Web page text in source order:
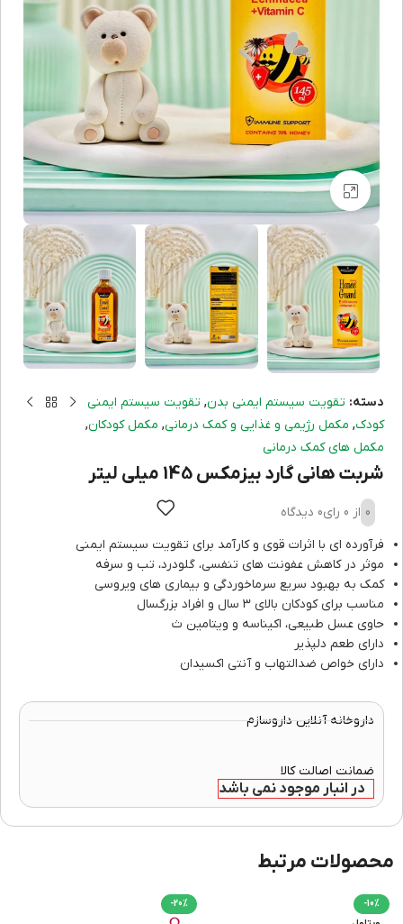
برای بزرگنمایی کلیک کنید
دسته: تقویت سیستم ایمنی بدن, تقویت سیستم ایمنی
کودک, مکمل رژیمی و غذایی و کمک درمانی, مکمل کودکان,
مکمل های کمک درمانی
شربت هانی گارد بیزمکس 145 میلی لیتر
0 از 0 رای
0 دیدگاه
فرآورده ای با اثرات قوی و کارآمد برای تقویت سیستم ایمنی
موثر در کاهش عفونت های تنفسی، گلودرد، تب و سرفه
کمک به بهبود سریع سرماخوردگی و بیماری های ویروسی
مناسب برای کودکان بالای ۳ سال و افراد بزرگسال
حاوی عسل طبیعی، اکیناسه و ویتامین ث
دارای طعم دلپذیر
دارای خواص ضدالتهاب و آنتی اکسیدان
داروخانه آنلاین داروسازم
ضمانت اصالت کالا
در انبار موجود نمی باشد
محصولات مرتبط
-10%
-20%